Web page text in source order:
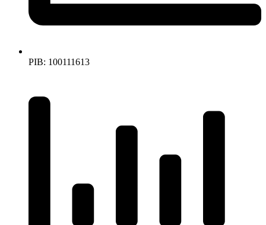
PIB: 100111613